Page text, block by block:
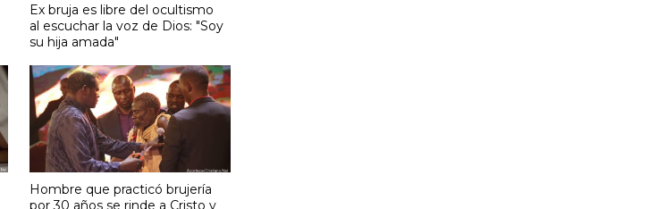
Ex bruja es libre del ocultismo
al escuchar la voz de Dios: "Soy
su hija amada"
Hombre que practicó brujería
por 30 años se rinde a Cristo y